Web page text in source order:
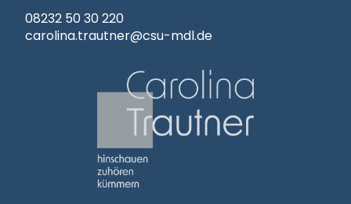
08232 50 30 220
carolina.trautner@csu-mdl.de
Carolina Trautner